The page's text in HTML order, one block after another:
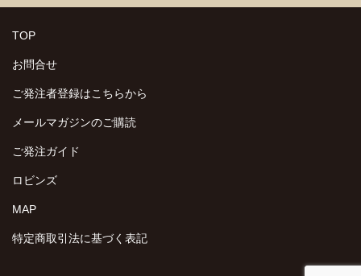
TOP
お問合せ
ご発注者登録はこちらから
メールマガジンのご購読
ご発注ガイド
ロビンズ
MAP
特定商取引法に基づく表記